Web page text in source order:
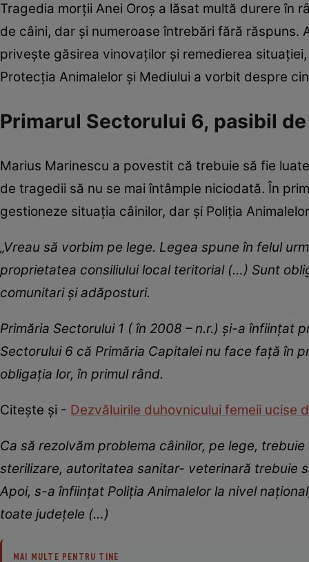
Tragedia morții Anei Oroș a lăsat multă durere în
de câini, dar și numeroase întrebări fără
privește găsirea vinovaților și remedierea
Protecția Animalelor și Mediului a vorbit despre
Primarul Sectorului 6, pasibil
Marius Marinescu a povestit că trebuie să fie
de tragedii să nu se mai întâmple niciodată. În
gestioneze situația câinilor, dar și Poliția
„Vreau să vorbim pe lege. Legea spune în felul
proprietatea consiliului local teritorial (…) Sunt
comunitari și adăposturi.
Primăria Sectorului 1 ( în 2008 – n.r.) și-a înființat
Sectorului 6 că Primăria Capitalei nu face față în
obligația lor, în primul rând.
Citește și - Dezvăluirile duhovnicului femeii ucise
Ca să rezolvăm problema câinilor, pe lege,
sterilizare, autoritatea sanitar- veterinară trebuie
Apoi, s-a înființat Poliția Animalelor la nivel
toate județele (…)
MAI MULTE PENTRU TINE